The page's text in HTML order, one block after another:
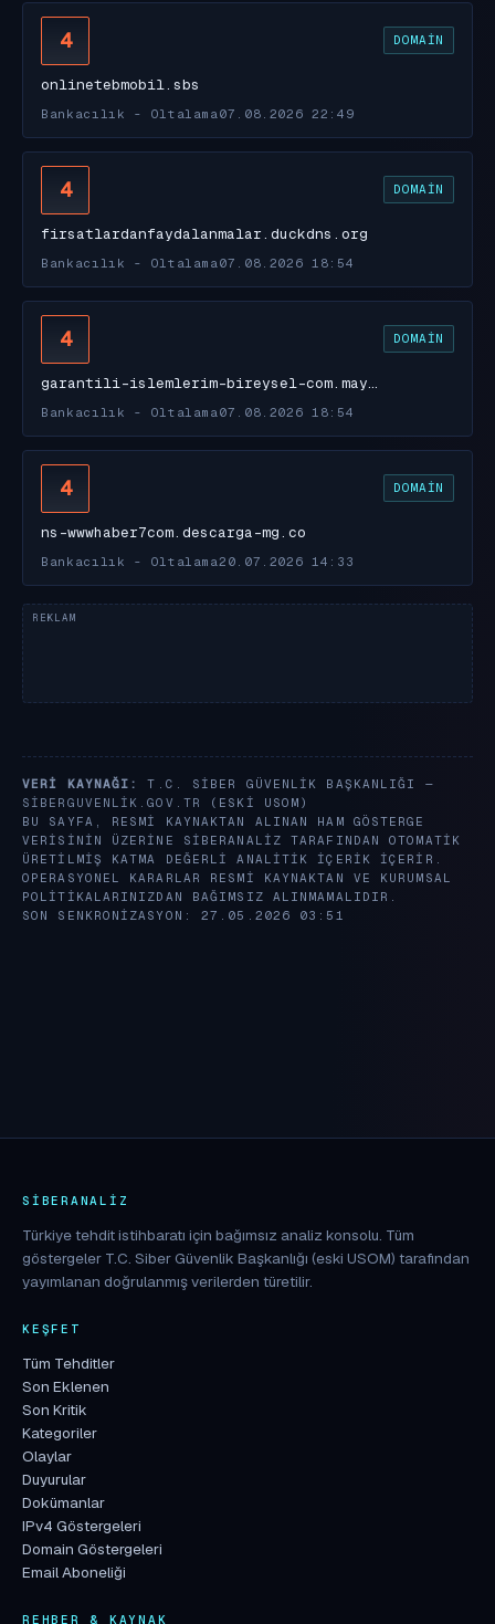
4 DOMAIN
onlinetebmobil.sbs
Bankacılık - Oltalama 07.08.2026 22:49
4 DOMAIN
firsatlardanfaydalanmalar.duckdns.org
Bankacılık - Oltalama 07.08.2026 18:54
4 DOMAIN
garantili-islemlerim-bireysel-com.may…
Bankacılık - Oltalama 07.08.2026 18:54
4 DOMAIN
ns-wwwhaber7com.descarga-mg.co
Bankacılık - Oltalama20.07.2026 14:33
VERI KAYNAĞI:
T.C. SIBER GÜVENLIK BAŞKANLIĞI —
SIBERGUVENLIK.GOV.TR
(ESKI USOM)
BU SAYFA, RESMI KAYNAKTAN ALINAN HAM GÖSTERGE
VERISININ ÜZERINE SIBERANALIZ TARAFINDAN OTOMATIK
ÜRETILMIŞ KATMA DEĞERLI ANALITIK IÇERIK IÇERIR.
OPERASYONEL KARARLAR RESMI KAYNAKTAN VE KURUMSAL
POLITIKALARINIZDAN BAĞIMSIZ ALINMAMALIDIR.
SON SENKRONIZASYON: 27.05.2026 03:51
SIBERANALIZ
Türkiye tehdit istihbaratı için bağımsız analiz konsolu. Tüm
göstergeler T.C. Siber Güvenlik Başkanlığı (eski USOM) tarafından
yayımlanan doğrulanmış verilerden türetilir.
KEŞFET
Tüm Tehditler
Son Eklenen
Son Kritik
Kategoriler
Olaylar
Duyurular
Dokümanlar
IPv4 Göstergeleri
Domain Göstergeleri
Email Aboneliği
REHBER & KAYNAK